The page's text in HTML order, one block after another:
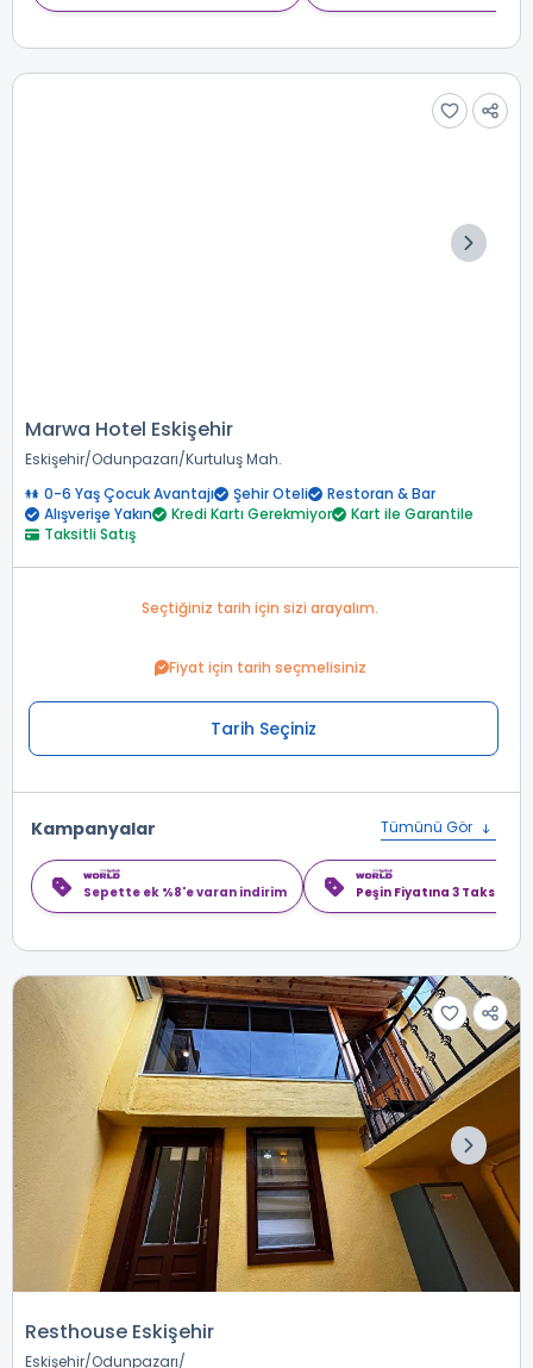
Marwa Hotel Eskişehir
Eskişehir Odunpazarı Kurtuluş Mah.
0-6 Yaş Çocuk Avantajı
Şehir Oteli
Restoran & Bar
Alışverişe Yakın
Kredi Kartı Gerekmiyor
Kart ile Garantile
Taksitli Satış
Seçtiğiniz tarih için sizi arayalım.
Fiyat için tarih seçmelisiniz
Tarih Seçiniz
Kampanyalar Tümünü Gör
Sepette ek %8'e varan indirim Peşin Fiyatına 3 Taksit
Resthouse Eskişehir
Eskişehir Odunpazarı